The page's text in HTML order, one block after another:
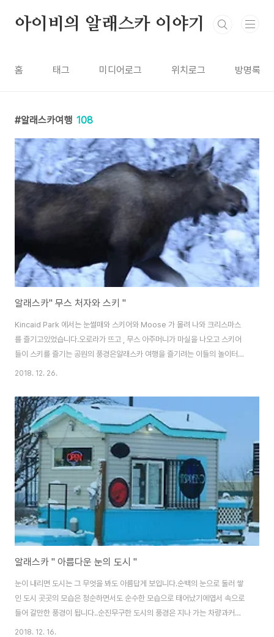
아이비의 알래스카 이야기
홈 태그 미디어로그 위치로그 방명록
알래스카여행 108
알래스카" 무스 처자와 스키 "
Kincaid Park 에서는 눈썰매와 스키어와 Moose 가 몰려 나와 크리스마스
를 즐기고있었습니다.오로라가 뜨고 , 무스 아주머니가 마실을 나오고 스키어
들이 스키를 즐기는 공원의 풍경은알래스카 여행을 즐기려는 이들의 놀이터가
되었습니다..성탄절에는 스키와 오로라와 눈썰매를 즐기고알래스카 겨울 왕국
피웠습니다.알래스칸들의 어깨 위에 가득 핀 웃음 꽃을 감상해보시기 바랍니
다...무스 처자가 동네로 내려왔습니다.. .휘영청 밝은 달이 떴습니다.. .이른 아
침에는 안개가 자욱하게 깔렸습니다.. .가문비 나무에는 함박눈이 하나 가득 쌓
였습니다.. .스키어들이 많이 몰려 나왔습니다.. .바람이 불지 않아 체감 온도는
낮지 않습니다.. .스..
2018. 12. 26.
알래스카 " 아름다운 눈의 도시 "
눈이 내리면 도시는 그 무엇을 봐도 아름답게 보입니다.순백의 눈으로 둘러 쌓
인 도시 곳곳의 모습은 청순하면서도 순수한 모습으로 태어났기에엽서 속으로
들어 갈만한 풍경이 됩니다..순진무구한 도시의 풍경은 지나 가는 차량과커피
샵과 작은 나무 한 그루조차도 사랑 하게만드는 효과가 있습니다.두 번째로 많
2018. 12. 16.